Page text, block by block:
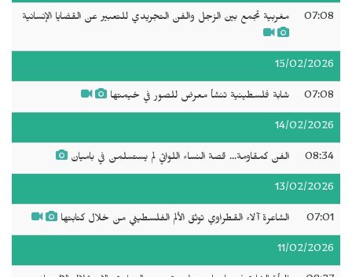
07:08 مغربية تجمع بين الزجل والفن التجريدي للتعبير عن القضايا الإنسانية
15/02/2026
07:08 شابة فلسطينية تنشأ معرض للصور في خيمتها
14/02/2026
08:34 الفن كمقاومة... قصة النساء اللواتي لم يستسلمن في باميان
13/02/2026
07:01 الشاعرة آلاء القطراوي توثق الألم الفلسطيني من خلال كتابتها
11/02/2026